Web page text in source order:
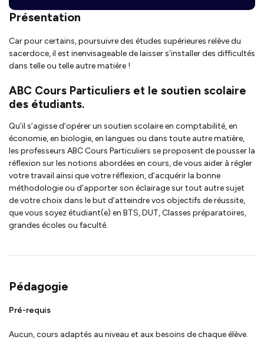
Présentation
Car pour certains, poursuivre des études supérieures relève du
sacerdoce, il est inenvisageable de laisser s’installer des difficultés
dans telle ou telle autre matière !
ABC Cours Particuliers et le soutien scolaire
des étudiants.
Qu’il s’agisse d’opérer un soutien scolaire en comptabilité, en
économie, en biologie, en langues ou dans toute autre matière,
les professeurs ABC Cours Particuliers se proposent de pousser la
réflexion sur les notions abordées en cours, de vous aider à régler
votre travail ainsi que votre réflexion, d’acquérir la bonne
méthodologie ou d’apporter son éclairage sur tout autre sujet
de votre choix dans le but d’atteindre vos objectifs de réussite,
que vous soyez étudiant(e) en BTS, DUT, Classes préparatoires,
grandes écoles ou faculté.
Pédagogie
Pré-requis
Aucun, cours adaptés au niveau et aux besoins de chaque élève.